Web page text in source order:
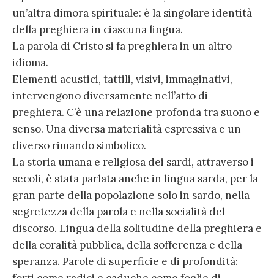
un’altra dimora spirituale: è la singolare identità
della preghiera in ciascuna lingua.
La parola di Cristo si fa preghiera in un altro
idioma.
Elementi acustici, tattili, visivi, immaginativi,
intervengono diversamente nell’atto di
preghiera. C’è una relazione profonda tra suono e
senso. Una diversa materialità espressiva e un
diverso rimando simbolico.
La storia umana e religiosa dei sardi, attraverso i
secoli, è stata parlata anche in lingua sarda, per la
gran parte della popolazione solo in sardo, nella
segretezza della parola e nella socialità del
discorso. Lingua della solitudine della preghiera e
della coralità pubblica, della sofferenza e della
speranza. Parole di superficie e di profondità: